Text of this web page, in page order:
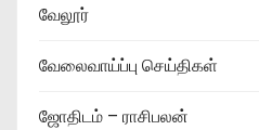
வேலூர்
வேலைவாய்ப்பு செய்திகள்
ஜோதிடம் – ராசிபலன்